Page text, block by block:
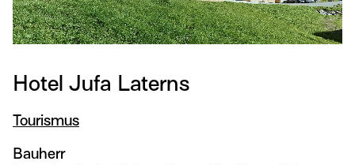
Hotel Jufa Laterns
Tourismus
Bauherr